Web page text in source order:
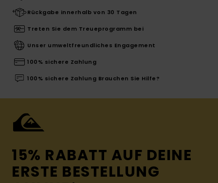
Rückgabe innerhalb von 30 Tagen
Treten Sie dem Treueprogramm bei
Unser umweltfreundliches Engagement
100% sichere Zahlung
100% sichere Zahlung Brauchen Sie Hilfe?
15% RABATT AUF DEINE
ERSTE BESTELLUNG